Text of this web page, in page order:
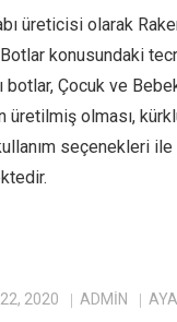
üreticisi olarak
konusundaki
botlar, Çocuk ve
üretilmiş olması,
seçenekleri
2020 ADMIN